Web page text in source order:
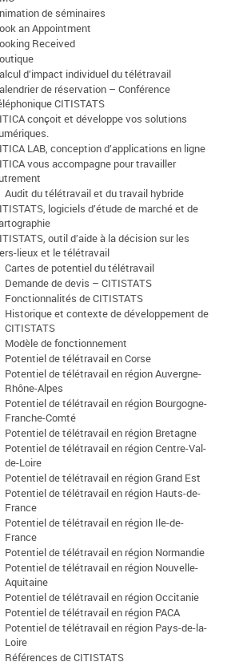
de séminaires
an Appointment
Received
d’impact individuel du télétravail
de réservation – Conférence
CITISTATS
conçoit et développe vos solutions
LAB, conception d’applications en ligne
vous accompagne pour travailler
Audit du télétravail et du travail hybride
logiciels d’étude de marché et de
outil d’aide à la décision sur les
lieux et le télétravail
Cartes de potentiel du télétravail
Demande de devis – CITISTATS
Fonctionnalités de CITISTATS
Historique et contexte de développement de
CITISTATS
Modèle de fonctionnement
Potentiel de télétravail en Corse
Potentiel de télétravail en région Auvergne-
Rhône-Alpes
Potentiel de télétravail en région Bourgogne-
Franche-Comté
Potentiel de télétravail en région Bretagne
Potentiel de télétravail en région Centre-Val-
de-Loire
Potentiel de télétravail en région Grand Est
Potentiel de télétravail en région Hauts-de-
France
Potentiel de télétravail en région Ile-de-
France
Potentiel de télétravail en région Normandie
Potentiel de télétravail en région Nouvelle-
Aquitaine
Potentiel de télétravail en région Occitanie
Potentiel de télétravail en région PACA
Potentiel de télétravail en région Pays-de-la-
Loire
Références de CITISTATS